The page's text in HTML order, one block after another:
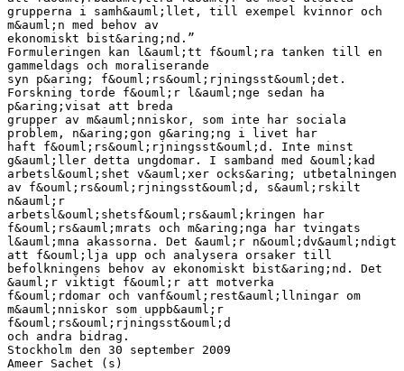
grupperna i samh&auml;llet, till exempel kvinnor och
m&auml;n med behov av
ekonomiskt bist&aring;nd.”
Formuleringen kan l&auml;tt f&ouml;ra tanken till en
gammeldags och moraliserande
syn p&aring; f&ouml;rs&ouml;rjningsst&ouml;det.
Forskning torde f&ouml;r l&auml;nge sedan ha
p&aring;visat att breda
grupper av m&auml;nniskor, som inte har sociala
problem, n&aring;gon g&aring;ng i livet har
haft f&ouml;rs&ouml;rjningsst&ouml;d. Inte minst
g&auml;ller detta ungdomar. I samband med &ouml;kad
arbetsl&ouml;shet v&auml;xer ocks&aring; utbetalningen
av f&ouml;rs&ouml;rjningsst&ouml;d, s&auml;rskilt
n&auml;r
arbetsl&ouml;shetsf&ouml;rs&auml;kringen har
f&ouml;rs&auml;mrats och m&aring;nga har tvingats
l&auml;mna akassorna. Det &auml;r n&ouml;dv&auml;ndigt
att f&ouml;lja upp och analysera orsaker till
befolkningens behov av ekonomiskt bist&aring;nd. Det
&auml;r viktigt f&ouml;r att motverka
f&ouml;rdomar och vanf&ouml;rest&auml;llningar om
m&auml;nniskor som uppb&auml;r
f&ouml;rs&ouml;rjningsst&ouml;d
och andra bidrag.
Stockholm den 30 september 2009
Ameer Sachet (s)